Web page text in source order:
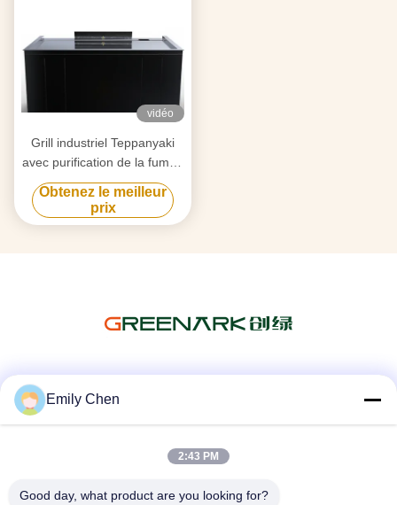
vidéo
Grill industriel Teppanyaki
avec purification de la fumée
par triple flux d'air et
technologie anti-obstruction
Obtenez le meilleur
prix
Emily Chen
2:43 PM
Good day, what product are you looking for?